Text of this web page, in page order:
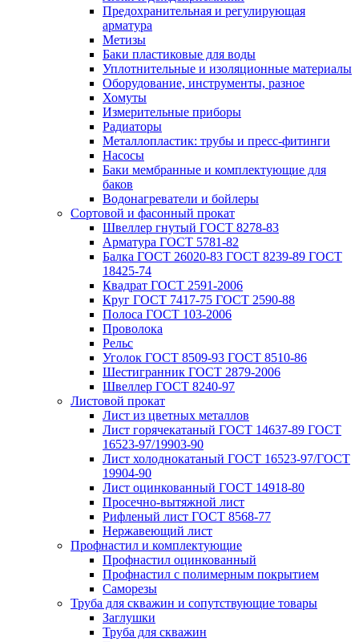
Предохранительная и регулирующая
арматура
Метизы
Баки пластиковые для воды
Уплотнительные и изоляционные материалы
Оборудование, инструменты, разное
Хомуты
Измерительные приборы
Радиаторы
Металлопластик: трубы и пресс-фитинги
Насосы
Баки мембранные и комплектующие для
баков
Водонагреватели и бойлеры
Сортовой и фасонный прокат
Швеллер гнутый ГОСТ 8278-83
Арматура ГОСТ 5781-82
Балка ГОСТ 26020-83 ГОСТ 8239-89 ГОСТ
18425-74
Квадрат ГОСТ 2591-2006
Круг ГОСТ 7417-75 ГОСТ 2590-88
Полоса ГОСТ 103-2006
Проволока
Рельс
Уголок ГОСТ 8509-93 ГОСТ 8510-86
Шестигранник ГОСТ 2879-2006
Швеллер ГОСТ 8240-97
Листовой прокат
Лист из цветных металлов
Лист горячекатаный ГОСТ 14637-89 ГОСТ
16523-97/19903-90
Лист холоднокатаный ГОСТ 16523-97/ГОСТ
19904-90
Лист оцинкованный ГОСТ 14918-80
Просечно-вытяжной лист
Рифленый лист ГОСТ 8568-77
Нержавеющий лист
Профнастил и комплектующие
Профнастил оцинкованный
Профнастил с полимерным покрытием
Саморезы
Труба для скважин и сопутствующие товары
Заглушки
Труба для скважин